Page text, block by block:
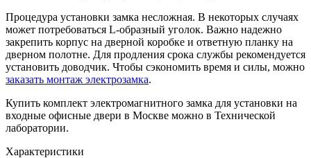
Процедура установки замка несложная. В некоторых случаях
может потребоваться L-образный уголок. Важно надежно
закрепить корпус на дверной коробке и ответную планку на
дверном полотне. Для продления срока службы рекомендуется
установить доводчик. Чтобы сэкономить время и силы, можно
заказать монтаж электрозамка.
Купить комплект электромагнитного замка для установки на
входные офисные двери в Москве можно в Технической
лаборатории.
Характеристики